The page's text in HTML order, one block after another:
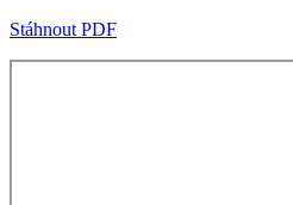
Stáhnout PDF